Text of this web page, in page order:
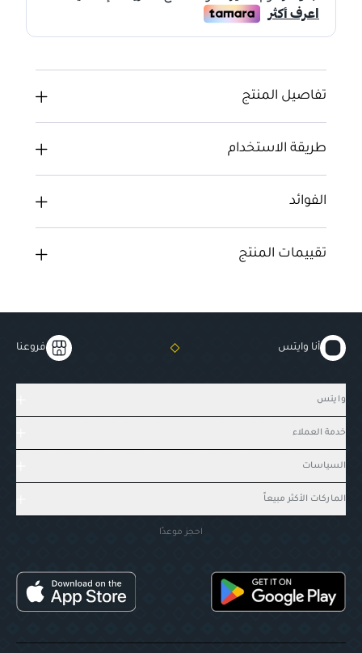
تفاصيل المنتج
طريقة الاستخدام
الفوائد
تقييمات المنتج
أنا وايتس فروعنا
وايتس
خدمة العملاء
السياسات
الماركات الأكثر مبيعاً
احجز موعدًا